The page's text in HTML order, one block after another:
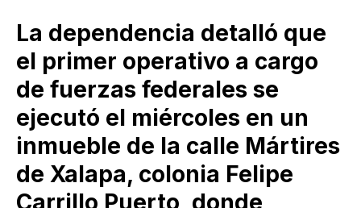
La dependencia detalló que
el primer operativo a cargo
de fuerzas federales se
ejecutó el miércoles en un
inmueble de la calle Mártires
de Xalapa, colonia Felipe
Carrillo Puerto, donde